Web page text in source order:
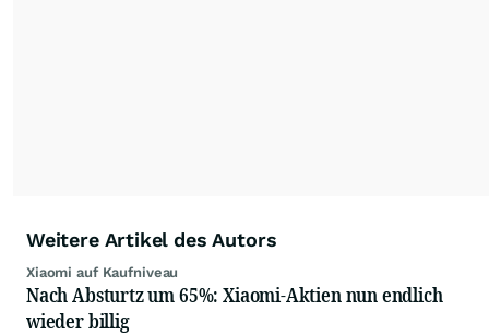
Weitere Artikel des Autors
Xiaomi auf Kaufniveau
Nach Absturtz um 65%: Xiaomi-Aktien nun endlich
wieder billig